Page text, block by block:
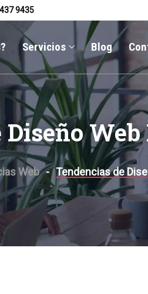
9435
Servicios Blog
Web
Web Tendencias de